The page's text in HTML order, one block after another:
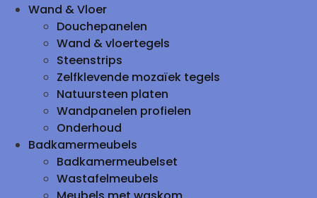
Wand & Vloer
Douchepanelen
Wand & vloertegels
Steenstrips
Zelfklevende mozaïek tegels
Natuursteen platen
Wandpanelen profielen
Onderhoud
Badkamermeubels
Badkamermeubelset
Wastafelmeubels